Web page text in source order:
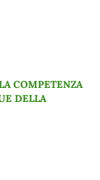
COMPETENZA
DELLA